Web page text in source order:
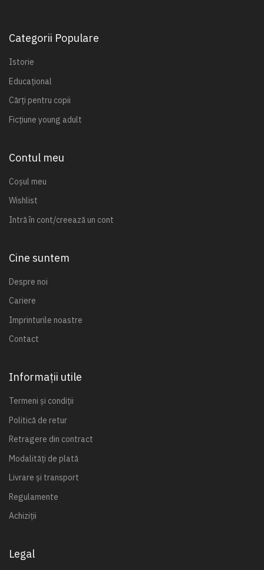
Categorii Populare
Istorie
Educațional
Cărți pentru copii
Ficțiune young adult
Contul meu
Coșul meu
Wishlist
Intră în cont/creează un cont
Cine suntem
Despre noi
Cariere
Imprinturile noastre
Contact
Informații utile
Termeni și condiții
Politică de retur
Retragere din contract
Modalități de plată
Livrare și transport
Regulamente
Achiziții
Legal